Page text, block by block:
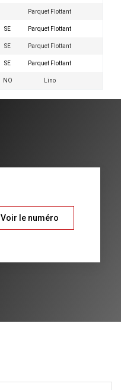
Parquet Flottant
SE Parquet Flottant
SE Parquet Flottant
SE Parquet Flottant
NO Lino
Voir le numéro